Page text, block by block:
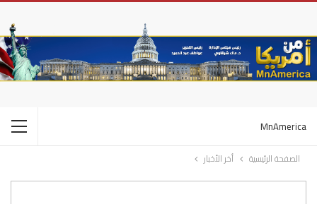
MnAmerica
الصفحة الرئيسية أخر الأخبار